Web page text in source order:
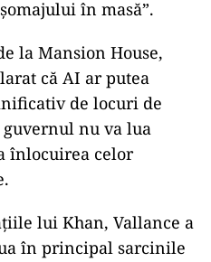
în masă”.
la Mansion House,
că AI ar putea
de locuri de
nu va lua
înlocuirea celor
lui Khan, Vallance a
în principal sarcinile